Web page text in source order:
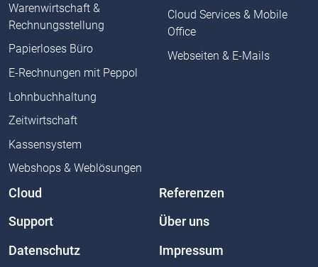
Warenwirtschaft &
Rechnungsstellung
Papierloses Büro
E-Rechnungen mit Peppol
Lohnbuchhaltung
Zeitwirtschaft
Kassensystem
Webshops & Weblösungen
Cloud Services & Mobile
Office
Webseiten & E-Mails
Cloud Referenzen
Support Über uns
Datenschutz Impressum